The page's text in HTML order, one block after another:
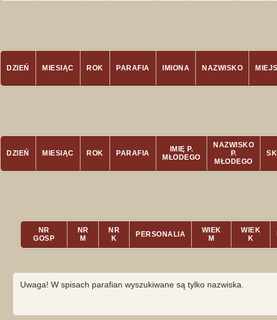
DZIEŃ MIESIĄC ROK PARAFIA IMIONA NAZWISKO
DZIEŃ MIESIĄC ROK PARAFIA
IMIĘ P.
MŁODEGO
NAZWISKO
P.
MŁODEGO
NR
GOSP
NR
M
NR
K
PERSONALIA
WIEK
M
WIEK
K
Uwaga! W spisach parafian wyszukiwane są tylko nazwiska.